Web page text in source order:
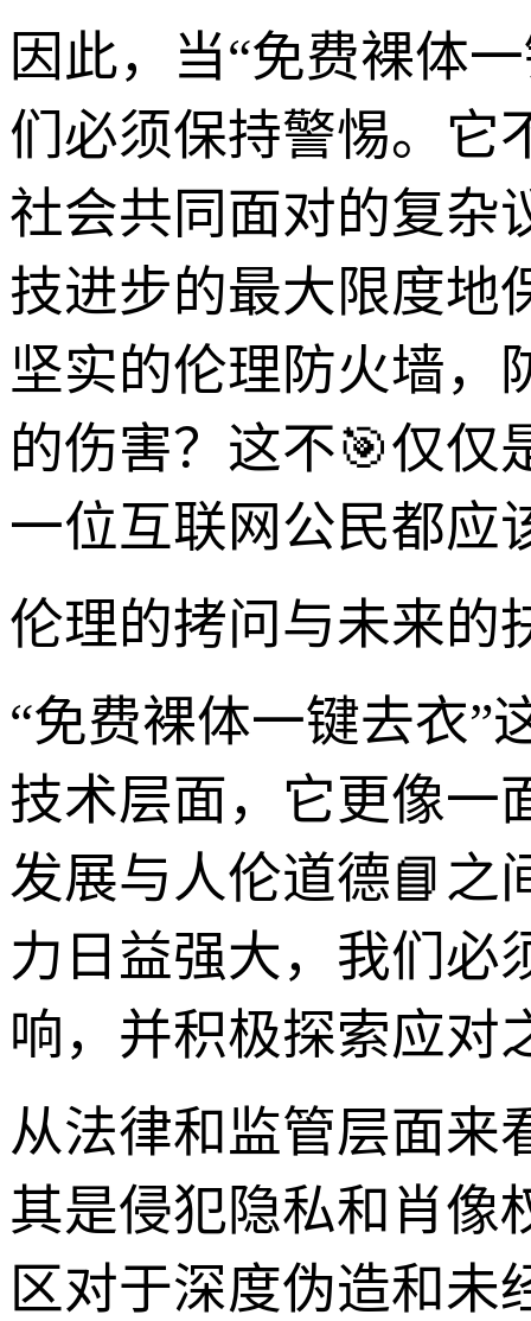
因此，当“免费裸体
们必须保持警惕。它
社会共同面对的复杂
技进步的最大限度地
坚实的伦理防火墙，
的伤害？这不🎯仅仅
一位互联网公民都应
伦理的拷问与未来的
“免费裸体一键去衣”
技术层面，它更像一
发展与人伦道德📘之
力日益强大，我们必
响，并积极探索应对
从法律和监管层面来
其是侵犯隐私和肖像
区对于深度伪造和未